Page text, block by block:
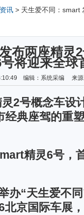
讯 > 天生爱不同：smart
布两座精灵
将迎来全球
编辑：系统采编 来
2号概念车设
经典座驾的重
精灵6号，
办“天生爱不同
北京国际车展